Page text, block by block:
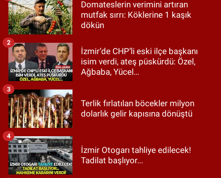
Domateslerin verimini artıran
mutfak sırrı: Köklerine 1 kaşık
dökün
İzmir’de CHP’li eski ilçe başkanı
isim verdi, ateş püskürdü: Özel,
Ağbaba, Yücel…
2
Terlik fırlatılan böcekler milyon
dolarlık gelir kapısına dönüştü
3
İzmir Otogarı tahliye edilecek!
Tadilat başlıyor...
4